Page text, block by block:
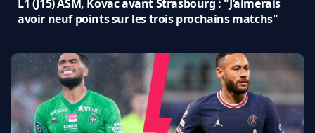
L1 (J15) ASM, Kovac avant Strasbourg : "J’aimerais
avoir neuf points sur les trois prochains matchs"